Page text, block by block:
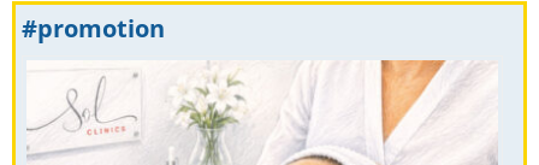
#promotion